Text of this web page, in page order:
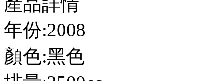
年份:2008
顏色:黑色